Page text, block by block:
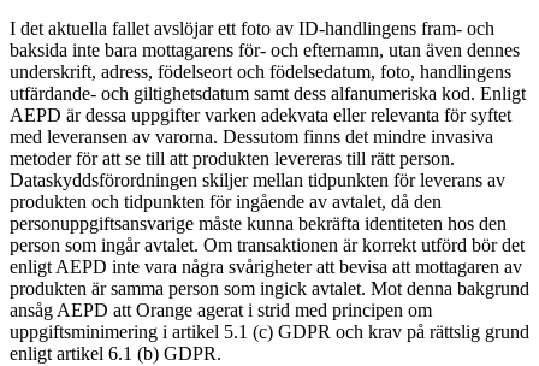
I det aktuella fallet avslöjar ett foto av ID-handlingens fram- och
baksida inte bara mottagarens för- och efternamn, utan även dennes
underskrift, adress, födelseort och födelsedatum, foto, handlingens
utfärdande- och giltighetsdatum samt dess alfanumeriska kod. Enligt
AEPD är dessa uppgifter varken adekvata eller relevanta för syftet
med leveransen av varorna. Dessutom finns det mindre invasiva
metoder för att se till att produkten levereras till rätt person.
Dataskyddsförordningen skiljer mellan tidpunkten för leverans av
produkten och tidpunkten för ingående av avtalet, då den
personuppgiftsansvarige måste kunna bekräfta identiteten hos den
person som ingår avtalet. Om transaktionen är korrekt utförd bör det
enligt AEPD inte vara några svårigheter att bevisa att mottagaren av
produkten är samma person som ingick avtalet. Mot denna bakgrund
ansåg AEPD att Orange agerat i strid med principen om
uppgiftsminimering i artikel 5.1 (c) GDPR och krav på rättslig grund
enligt artikel 6.1 (b) GDPR.